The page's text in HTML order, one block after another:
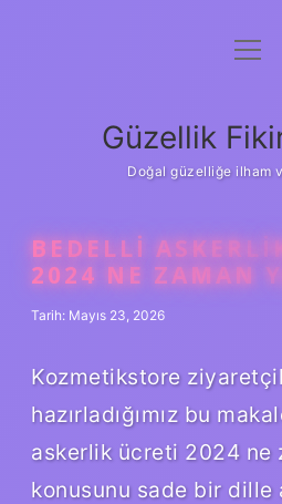
Anasayfa
Yasal
Güzellik
Doğal güzelliğe ilham
BEDELLI
2024 NE ZAMAN
Tarih: Mayıs 23, 2026
Kozmetikstore
hazırladığımız bu
askerlik ücreti 2024 ne
konusunu sade bir dille